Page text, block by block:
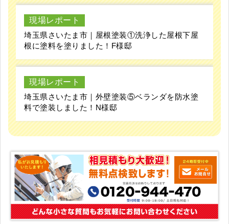
現場レポート
埼玉県さいたま市｜屋根塗装①洗浄した屋根下屋
根に塗料を塗りました！F様邸
現場レポート
埼玉県さいたま市｜外壁塗装⑤ベランダを防水塗
料で塗装しました！N様邸